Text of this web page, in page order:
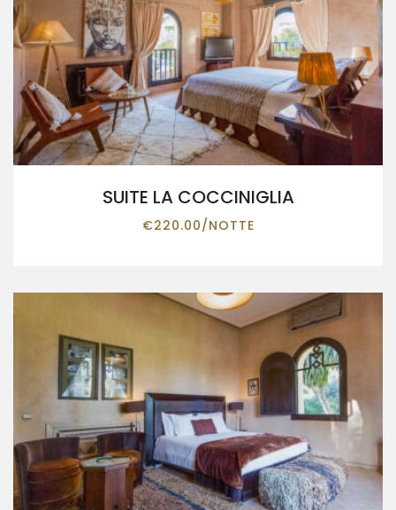
SUITE LA COCCINIGLIA
€220.00/NOTTE